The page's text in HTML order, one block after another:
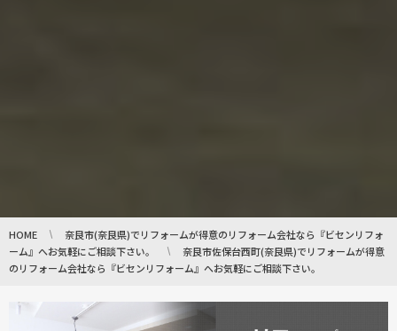
HOME
奈良市(奈良県)でリフォームが得意のリフォーム会社なら『ビセンリフォ
ーム』へお気軽にご相談下さい。
奈良市佐保台西町(奈良県)でリフォームが得意
のリフォーム会社なら『ビセンリフォーム』へお気軽にご相談下さい。